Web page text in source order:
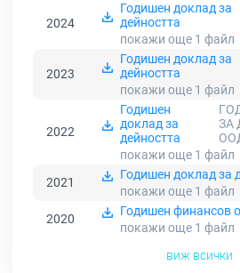
2024
Годишен доклад за
дейността
покажи още 1 файл
2023
Годишен доклад за
дейността
покажи още 1 файл
2022
Годишен
доклад за
дейността
ЗА
покажи още 1 файл
2021
Годишен доклад за
покажи още 1 файл
2020
Годишен финансов
покажи още 1 файл
виж всички